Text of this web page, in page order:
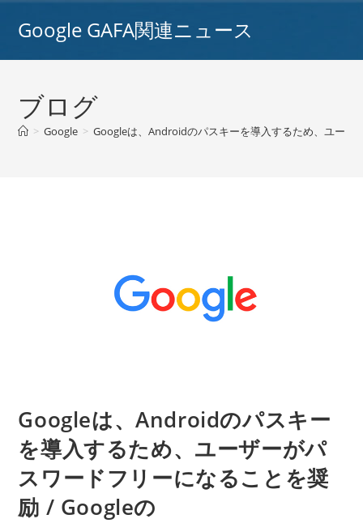
Google GAFA関連ニュース
ブログ
> Google > Googleは、Androidのパスキーを導入するため、ユー
Googleは、Androidのパスキー
を導入するため、ユーザーがパ
スワードフリーになることを奨
励 / Googleの